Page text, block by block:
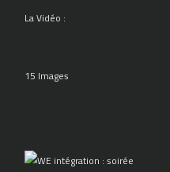
La Vidéo :
15 Images